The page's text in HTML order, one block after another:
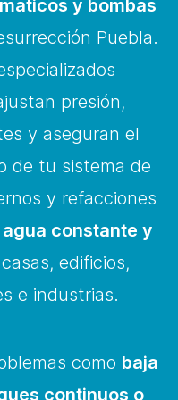
y bombas
Puebla.
presión,
y aseguran el
de tu sistema de
y refacciones
agua constante y
edificios,
e industrias.
como baja
continuos o